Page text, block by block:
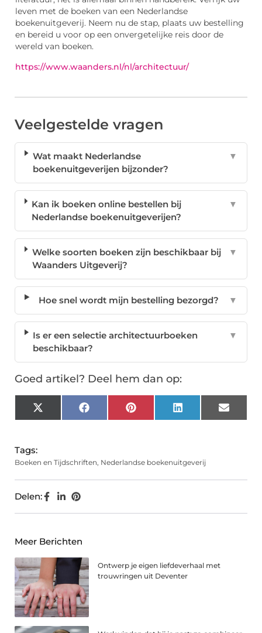
leven met de boeken van een Nederlandse
boekenuitgeverij. Neem nu de stap, plaats uw bestelling
en bereid u voor op een onvergetelijke reis door de
wereld van boeken.
https://www.waanders.nl/nl/architectuur/
Veelgestelde vragen
Wat maakt Nederlandse
boekenuitgeverijen bijzonder?
▼
Kan ik boeken online bestellen bij
Nederlandse boekenuitgeverijen?
▼
Welke soorten boeken zijn beschikbaar bij
Waanders Uitgeverij?
▼
Hoe snel wordt mijn bestelling bezorgd? ▼
Is er een selectie architectuurboeken
beschikbaar?
▼
Goed artikel? Deel hem dan op:
X
(Twitter)
FacebookPinterest LinkedIn Email
Tags:
Boeken en Tijdschriften, Nederlandse boekenuitgeverij
Delen:
Meer Berichten
Ontwerp je eigen liefdeverhaal met
trouwringen uit Deventer